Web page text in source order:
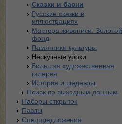
Сказки и басни
Русские сказки в
иллюстрациях
Мастера живописи. Золотой
фонд
Памятники культуры
Нескучные уроки
Большая художественная
галерея
История и шедевры
Поиск по выходным данным
Наборы открыток
Пазлы
Спецпредложения